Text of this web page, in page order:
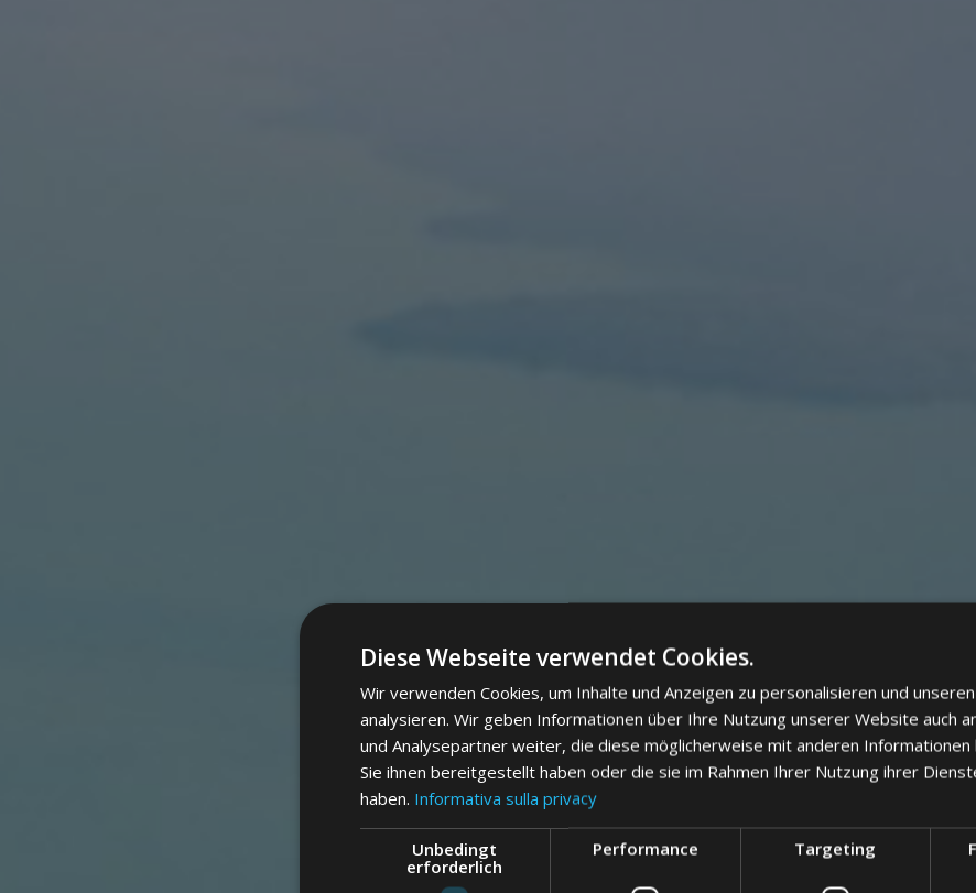
Diese Webseite verwendet Cookies.
Wir verwenden Cookies, um Inhalte und Anzeigen zu personalisieren und
analysieren. Wir geben Informationen über Ihre Nutzung unserer Website auch
und Analysepartner weiter, die diese möglicherweise mit anderen Informationen
Sie ihnen bereitgestellt haben oder die sie im Rahmen Ihrer Nutzung ihrer
haben. Informativa sulla privacy
Unbedingt
erforderlich
Performance Targeting